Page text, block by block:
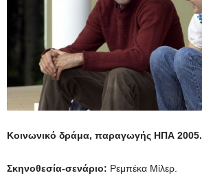
Κοινωνικό δράμα, παραγωγής ΗΠΑ 2005.
Σκηνοθεσία-σενάριο: Ρεμπέκα Μίλερ.